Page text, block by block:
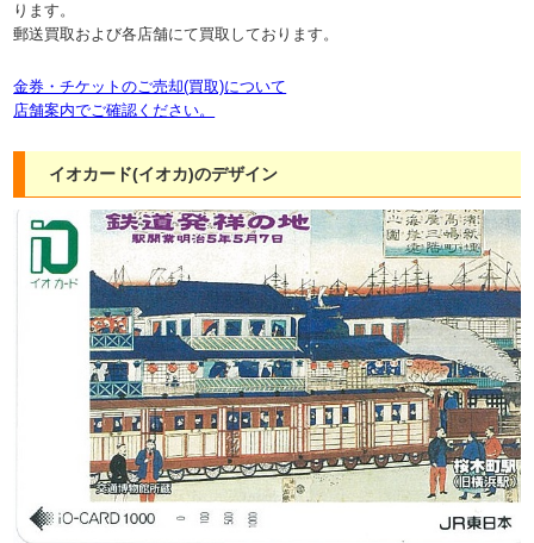
ります。
郵送買取および各店舗にて買取しております。
金券・チケットのご売却(買取)について
店舗案内でご確認ください。
イオカード(イオカ)のデザイン